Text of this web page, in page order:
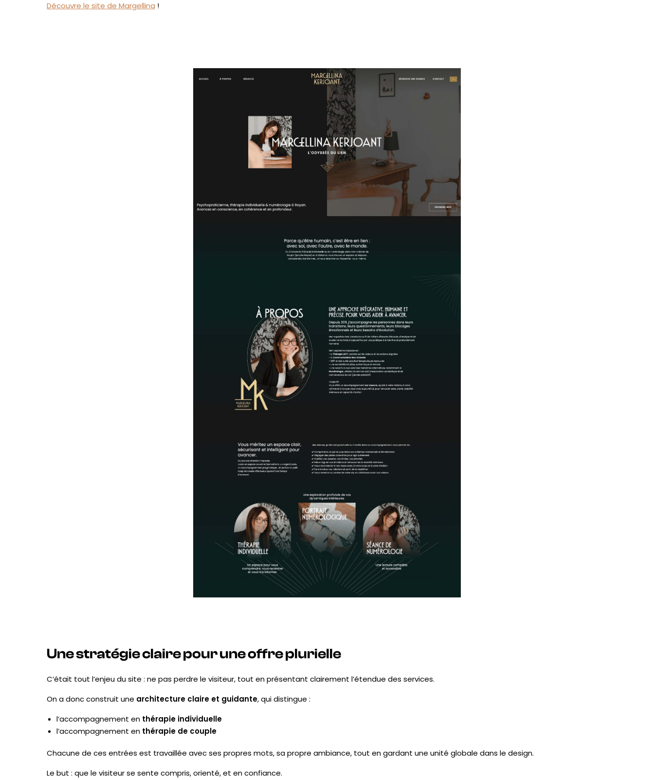
Découvre le site de Margellina !
Une stratégie claire pour une offre plurielle
C’était tout l’enjeu du site : ne pas perdre le visiteur, tout en présentant clairement l’étendue des services.
On a donc construit une architecture claire et guidante, qui distingue :
l’accompagnement en thérapie individuelle
l’accompagnement en thérapie de couple
Chacune de ces entrées est travaillée avec ses propres mots, sa propre ambiance, tout en gardant une unité globale dans le design.
Le but : que le visiteur se sente compris, orienté, et en confiance.